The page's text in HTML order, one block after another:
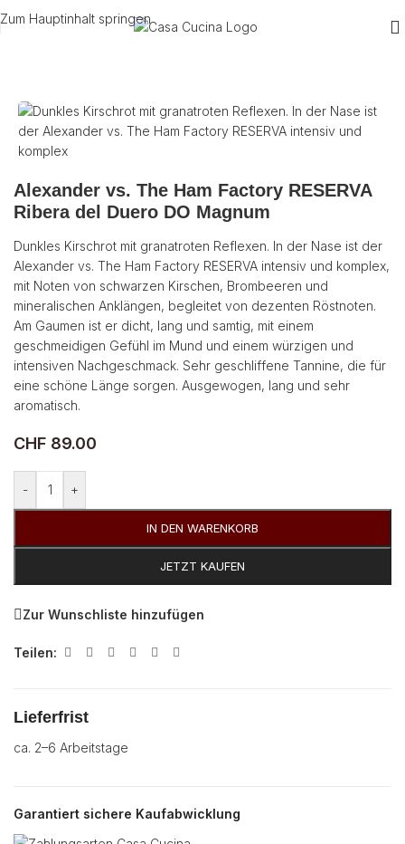
Zum Hauptinhalt springen
Alexander vs. The Ham Factory RESERVA
Ribera del Duero DO Magnum
Dunkles Kirschrot mit granatroten Reflexen. In der Nase ist der
Alexander vs. The Ham Factory RESERVA intensiv und komplex,
mit Noten von schwarzen Kirschen, Brombeeren und
mineralischen Anklängen, begleitet von dezenten Röstnoten.
Am Gaumen ist er dicht, lang und samtig, mit einem
geschmeidigen Gefühl im Mund und einem würzigen und
intensiven Nachgeschmack. Sehr geschliffene Tannine, die für
eine schöne Länge sorgen. Ausgewogen, lang und sehr
aromatisch.
CHF 89.00
- +
IN DEN WARENKORB
JETZT KAUFEN
Zur Wunschliste hinzufügen
Teilen:
Lieferfrist
ca. 2–6 Arbeitstage
Garantiert sichere Kaufabwicklung